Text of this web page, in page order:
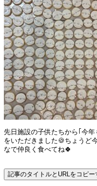
先日施設の子供たちから｢今
をいただきました🍪ちょうど
なで仲良く食べてね🍀
記事のタイトルとURLをコピー